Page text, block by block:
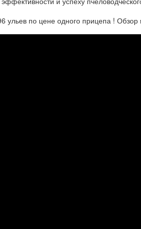
ульев по цене одного прицепа ! Обзор